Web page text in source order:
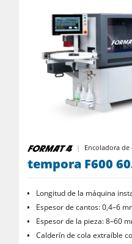
Encoladora de
tempora F600
Longitud de la máquina
Espesor de cantos: 0,4–6
Espesor de la pieza: 8–60
Calderín de cola extraíble